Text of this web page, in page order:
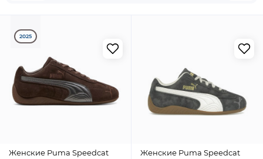
2025
Женские Puma Speedcat
Женские Puma Speedcat